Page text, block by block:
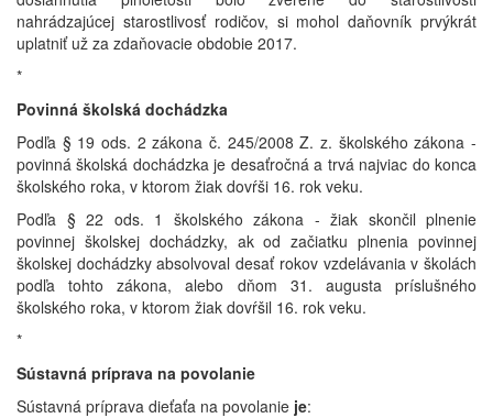
nahrádzajúcej starostlivosť rodičov, si mohol daňovník prvýkrát
uplatniť už za zdaňovacie obdobie 2017.
*
Povinná školská dochádzka
Podľa § 19 ods. 2 zákona č. 245/2008 Z. z. školského zákona -
povinná školská dochádzka je desaťročná a trvá najviac do konca
školského roka, v ktorom žiak dovŕši 16. rok veku.
Podľa § 22 ods. 1 školského zákona - žiak skončil plnenie
povinnej školskej dochádzky, ak od začiatku plnenia povinnej
školskej dochádzky absolvoval desať rokov vzdelávania v školách
podľa tohto zákona, alebo dňom 31. augusta príslušného
školského roka, v ktorom žiak dovŕšil 16. rok veku.
*
Sústavná príprava na povolanie
Sústavná príprava dieťaťa na povolanie je: